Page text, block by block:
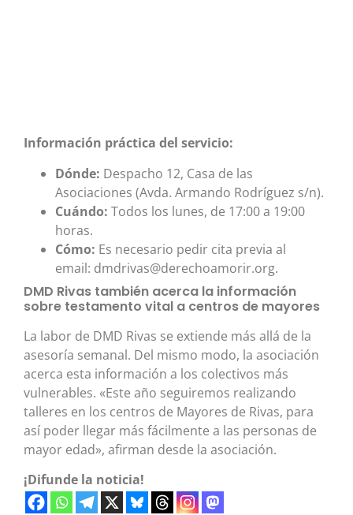
Información práctica del servicio:
Dónde: Despacho 12, Casa de las
Asociaciones (Avda. Armando Rodríguez s/n).
Cuándo: Todos los lunes, de 17:00 a 19:00
horas.
Cómo: Es necesario pedir cita previa al
email: dmdrivas@derechoamorir.org.
DMD Rivas también acerca la información
sobre testamento vital a centros de mayores
La labor de DMD Rivas se extiende más allá de la
asesoría semanal. Del mismo modo, la asociación
acerca esta información a los colectivos más
vulnerables. «Este año seguiremos realizando
talleres en los centros de Mayores de Rivas, para
así poder llegar más fácilmente a las personas de
mayor edad», afirman desde la asociación.
¡Difunde la noticia!